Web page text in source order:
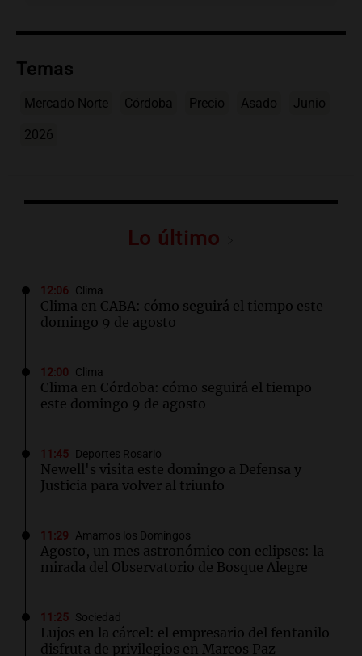
Temas
Mercado Norte Córdoba Precio Asado Junio
2026
Lo último
12:06 Clima
Clima en CABA: cómo seguirá el tiempo este
domingo 9 de agosto
12:00 Clima
Clima en Córdoba: cómo seguirá el tiempo
este domingo 9 de agosto
11:45 Deportes Rosario
Newell's visita este domingo a Defensa y
Justicia para volver al triunfo
11:29 Amamos los Domingos
Agosto, un mes astronómico con eclipses: la
mirada del Observatorio de Bosque Alegre
11:25 Sociedad
Lujos en la cárcel: el empresario del fentanilo
disfruta de privilegios en Marcos Paz